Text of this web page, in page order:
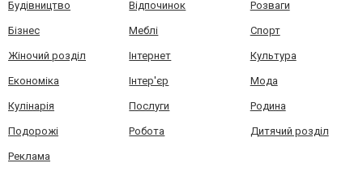
Будівництво Відпочинок Розваги
Бізнес Меблі Спорт
Жіночий розділ Інтернет Культура
Економіка Інтер'єр Мода
Кулінарія Послуги Родина
Подорожі Робота Дитячий розділ
Реклама